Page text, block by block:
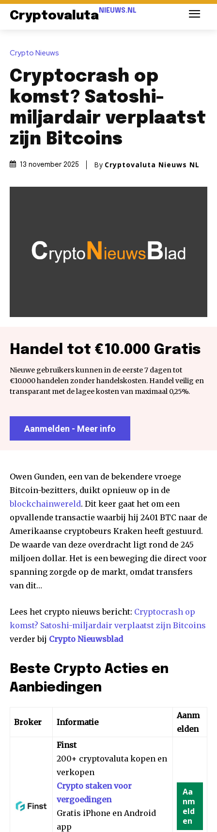
Cryptovaluta NIEUWS.NL
Crypto Nieuws
Cryptocrash op
komst? Satoshi-
miljardair verplaatst
zijn Bitcoins
13 november 2025 By Cryptovaluta Nieuws NL
Handel tot €10.000 Gratis
Nieuwe gebruikers kunnen in de eerste 7 dagen tot
€10.000 handelen zonder handelskosten. Handel veilig en
transparant met de lagee kosten van maximaal 0,25%.
Aanmelden - Meer info
Owen Gunden, een van de bekendere vroege
Bitcoin-bezitters, duikt opnieuw op in de
blockchainwereld. Dit keer gaat het om een
opvallende transactie waarbij hij 2401 BTC naar de
Amerikaanse cryptobeurs Kraken heeft gestuurd.
De waarde van deze overdracht ligt rond de 245
miljoen dollar. Het is een beweging die direct voor
spanning zorgde op de markt, omdat transfers
van dit…
Lees het crypto nieuws bericht: Cryptocrash op
komst? Satoshi-miljardair verplaatst zijn Bitcoins
verder bij Crypto Nieuwsblad
Beste Crypto Acties en
Aanbiedingen
Broker Informatie
Aanm
elden
Finst
200+ cryptovaluta kopen en
verkopen
Crypto staken voor
vergoedingen
Gratis iPhone en Android
app
Aa
nm
eld
en